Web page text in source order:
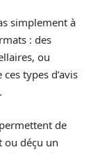
simplement à
: des
ou
types d’avis
de
ou déçu un